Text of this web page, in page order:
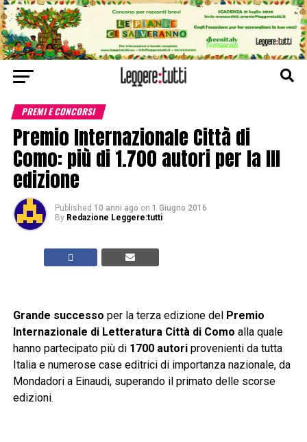
PREMI E CONCORSI
Premio Internazionale Città di
Como: più di 1.700 autori per la III
edizione
Published 10 anni ago on 1 Giugno 2016
By Redazione Leggere:tutti
Grande successo per la terza edizione del Premio
Internazionale di Letteratura Città di Como alla quale
hanno partecipato più di 1700 autoriprovenienti da tutta
Italia e numerose case editrici di importanza nazionale, da
Mondadori a Einaudi, superando il primato delle scorse
edizioni.